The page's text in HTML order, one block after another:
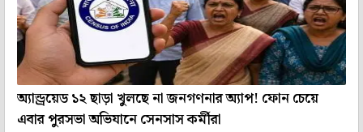
অ্যান্ড্রয়েড ১২ ছাড়া খুলছে না জনগণনার অ্যাপ! ফোন চেয়ে
এবার পুরসভা অভিযানে সেনসাস কর্মীরা